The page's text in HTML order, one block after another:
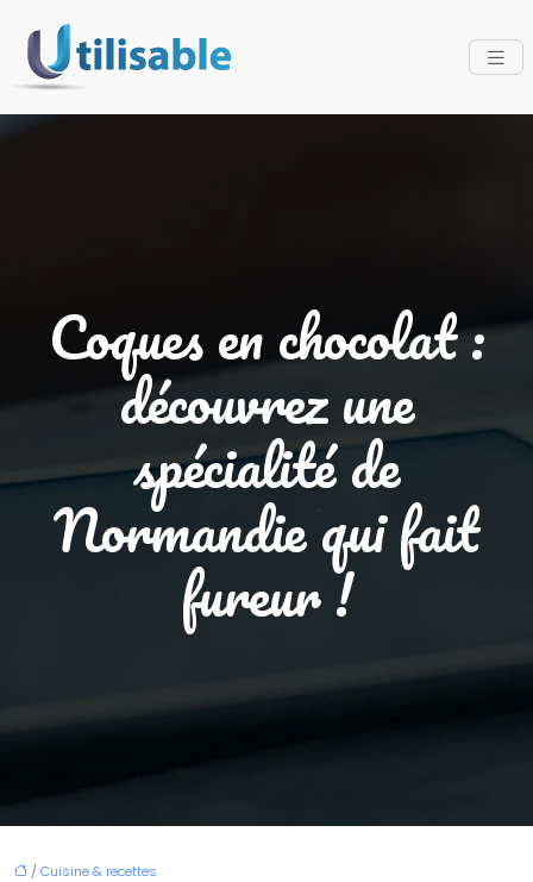
Coques en chocolat :
découvrez une
spécialité de
Normandie qui fait
fureur !
/Cuisine & recettes